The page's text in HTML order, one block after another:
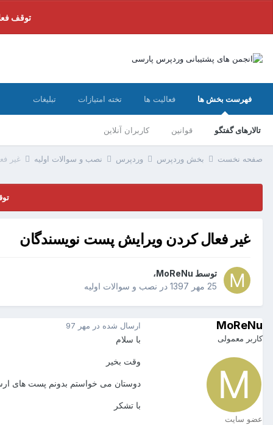
توقف
فهرست بخش ها
تالارهای گفتگو قوانین کاربران آنلاین
فعالیت ها تخته امتیازات تبلیغات
صفحه نخست بخش وردپرس وردپرس نصب و سوالات اولیه غیر
غیر فعال کردن ویرایش پست نویسندگان
توسط MoReNu،
25 مهر 1397
در نصب و سوالات اولیه
MoReNu
کاربر معمولی
عضو سایت
ارسال شده در مهر 97
با سلام
وقت بخیر
دوستان می خواستم بدونم پست های
با تشکر